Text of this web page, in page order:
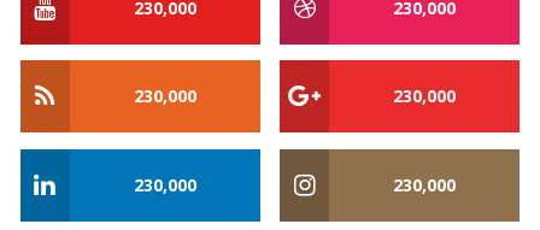
230,000 230,000
230,000 230,000
230,000 230,000